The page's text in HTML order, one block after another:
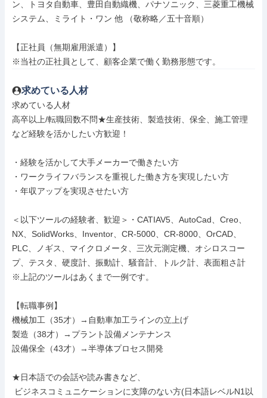
ン、トヨタ自動車、豊田自動織機、パナソニック、三菱重工機械
システム、ミライト・ワン 他 （敬称略／五十音順）
【正社員（無期雇用派遣）】
※当社の正社員として、顧客企業で働く勤務形態です。
求めている人材
求めている人材
高卒以上/転職回数不問★生産技術、製造技術、保全、施工管理
など経験を活かしたい方歓迎！
・経験を活かして大手メーカーで働きたい方
・ワークライフバランスを重視した働き方を実現したい方
・年収アップを実現させたい方
＜以下ツールの経験者、歓迎＞・CATIAV5、AutoCad、Creo、
NX、SolidWorks、Inventor、CR-5000、CR-8000、OrCAD、
PLC、ノギス、マイクロメータ、三次元測定機、オシロスコー
プ、テスタ、硬度計、振動計、騒音計、トルク計、表面粗さ計
※上記のツールはあくまで一例です。
【転職事例】
機械加工（35才）→自動車加工ラインの立上げ
製造（38才）→プラント設備メンテナンス
設備保全（43才）→半導体プロセス開発
★日本語での会話や読み書きなど、